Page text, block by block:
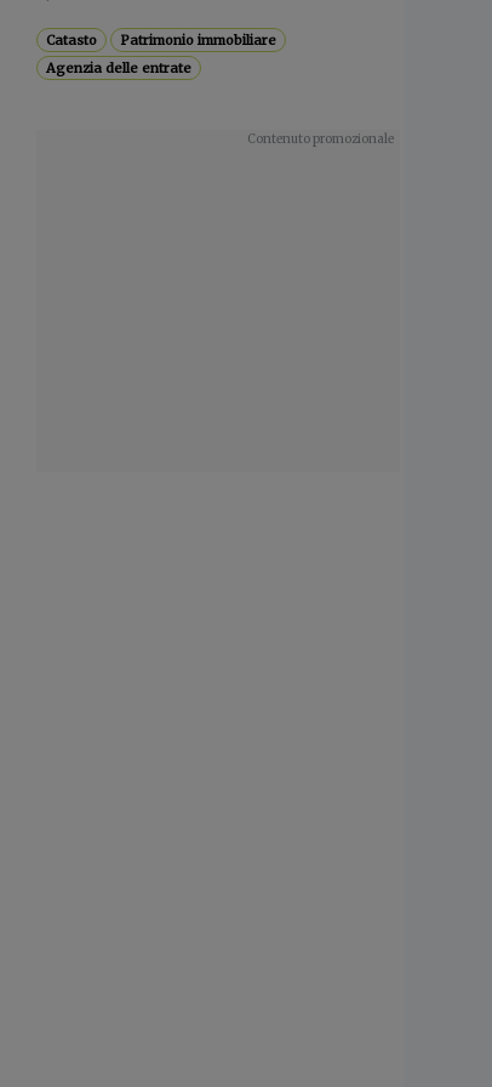
Catasto
Patrimonio immobiliare
Agenzia delle entrate